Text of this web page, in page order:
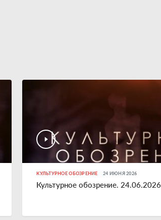
КУЛЬТУРНОЕ ОБОЗРЕНИЕ 24 ИЮНЯ 2026
Культурное обозрение. 24.06.2026